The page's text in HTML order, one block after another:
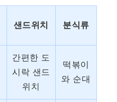
샌드위치 분식류
간편한 도
시락 샌드
위치
떡볶이
와 순대